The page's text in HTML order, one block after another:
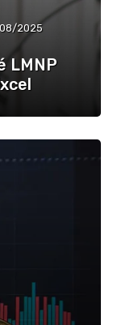
2025
LMNP